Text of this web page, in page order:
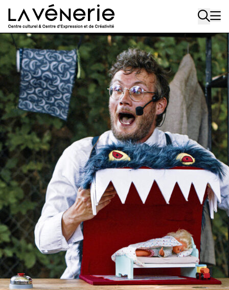
Aller au contenu principal